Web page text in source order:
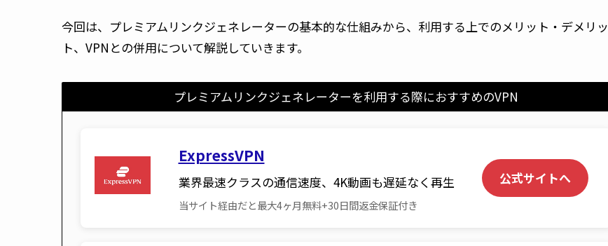
今回は、プレミアムリンクジェネレーターの基本的な仕組みから、利用する上でのメリット・デメリッ
ト、VPNとの併用について解説していきます。
プレミアムリンクジェネレーターを利用する際におすすめのVPN
ExpressVPN
業界最速クラスの通信速度、4K動画も遅延なく再生
当サイト経由だと最大4ヶ月無料+30日間返金保証付き
公式サイトへ